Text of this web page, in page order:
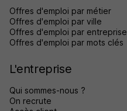
Offres d'emploi par métier
Offres d'emploi par ville
Offres d'emploi par entreprise
Offres d'emploi par mots clés
L'entreprise
Qui sommes-nous ?
On recrute